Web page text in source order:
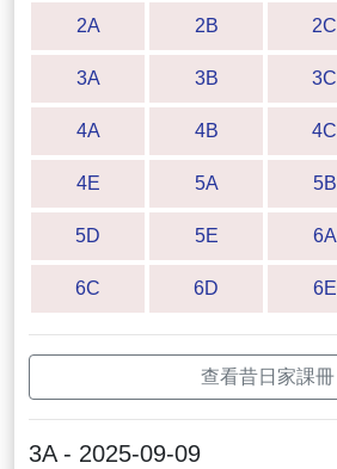
2A 2B 2C
3A 3B 3C
4A 4B 4C
4E 5A 5B
5D 5E 6A
6C 6D 6E
查看昔日家課冊
3A - 2025-09-09